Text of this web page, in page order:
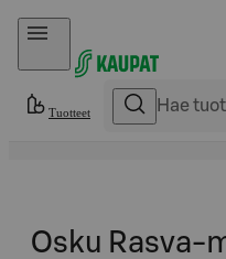
Hyppää sisältöön
Tuotteet
Osku Rasva-